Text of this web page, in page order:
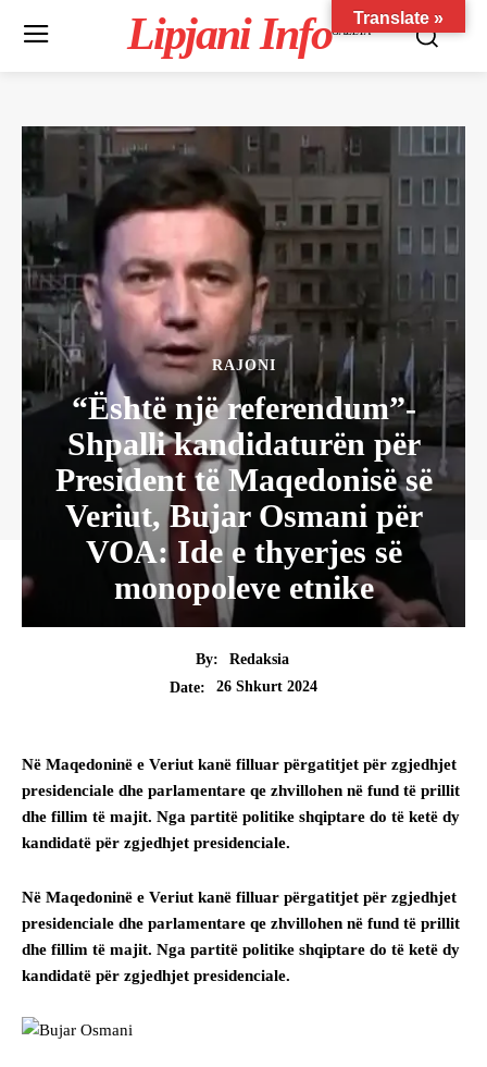
Lipjani InfoGAZETA
RAJONI
“Është një referendum”-
Shpalli kandidaturën për
President të Maqedonisë së
Veriut, Bujar Osmani për
VOA: Ide e thyerjes së
monopoleve etnike
By:
Redaksia
Date:
26 Shkurt 2024
Në Maqedoninë e Veriut kanë filluar përgatitjet për zgjedhjet
presidenciale dhe parlamentare qe zhvillohen në fund të prillit
dhe fillim të majit. Nga partitë politike shqiptare do të ketë dy
kandidatë për zgjedhjet presidenciale.
Në Maqedoninë e Veriut kanë filluar përgatitjet për zgjedhjet
presidenciale dhe parlamentare qe zhvillohen në fund të prillit
dhe fillim të majit. Nga partitë politike shqiptare do të ketë dy
kandidatë për zgjedhjet presidenciale.
Translate »